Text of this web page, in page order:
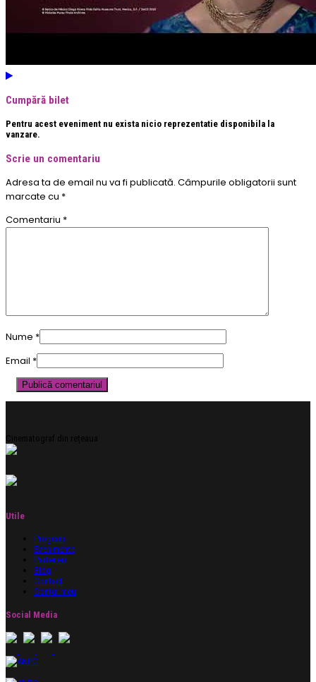
Cumpără bilet
Pentru acest eveniment nu exista nicio reprezentatie disponibila la
vanzare.
Scrie un comentariu
Adresa ta de email nu va fi publicată. Câmpurile obligatorii sunt
marcate cu *
Comentariu *
Nume *
Email *
Cinematograf din rețeaua
Utile
Program
Evenimente
Parteneri
Blog
Contact
Contul meu
Social Media